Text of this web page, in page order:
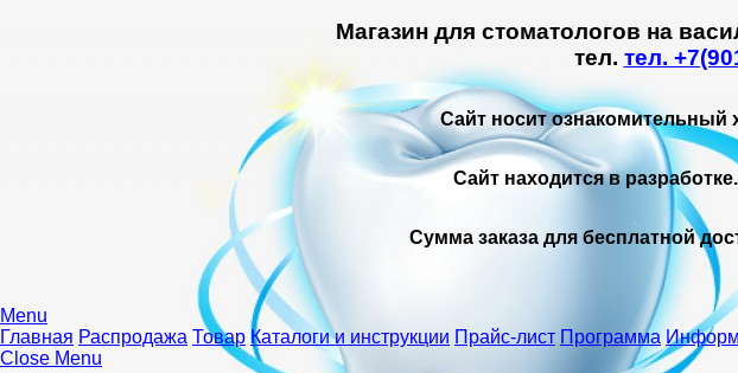
Магазин для стоматологов на
тел. тел.
Сайт носит ознакомительный
Сайт находится в
Сумма заказа для бесплатной
Menu
Главная Распродажа Товар Каталоги и инструкции Прайс-лист Программа
Close Menu